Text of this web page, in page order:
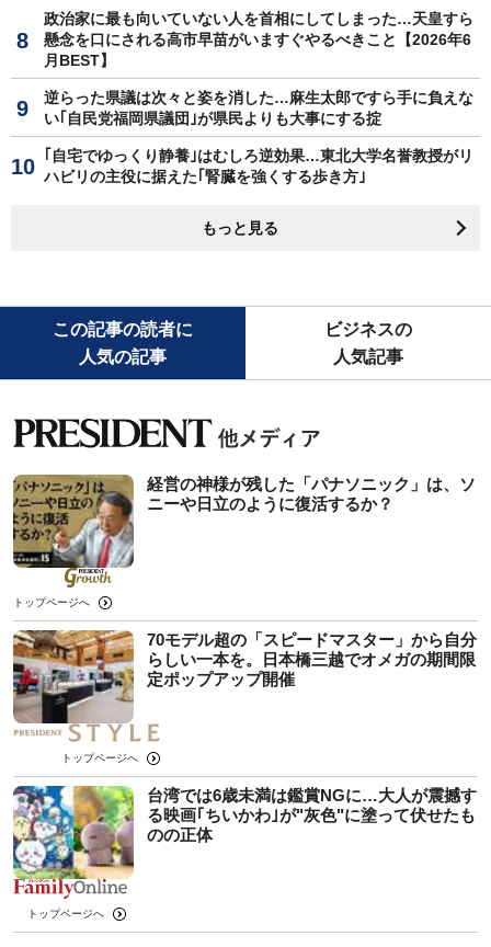
政治家に最も向いていない人を首相にしてしまった…天皇すら
懸念を口にされる高市早苗がいますぐやるべきこと【2026年6
月BEST】
逆らった県議は次々と姿を消した…麻生太郎ですら手に負えな
い｢自民党福岡県議団｣が県民よりも大事にする掟
｢自宅でゆっくり静養｣はむしろ逆効果…東北大学名誉教授がリ
ハビリの主役に据えた｢腎臓を強くする歩き方｣
もっと見る
この記事の読者に
人気の記事
ビジネスの
人気記事
経営の神様が残した「パナソニック」は、ソ
ニーや日立のように復活するか？
トップページへ
70モデル超の「スピードマスター」から自分
らしい一本を。日本橋三越でオメガの期間限
定ポップアップ開催
トップページへ
台湾では6歳未満は鑑賞NGに…大人が震撼す
る映画｢ちいかわ｣が"灰色"に塗って伏せたも
のの正体
トップページへ